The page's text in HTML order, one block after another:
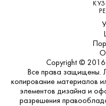
Copyright ©
Все права защищены.
копирование материалов
элементов дизайна и
разрешения